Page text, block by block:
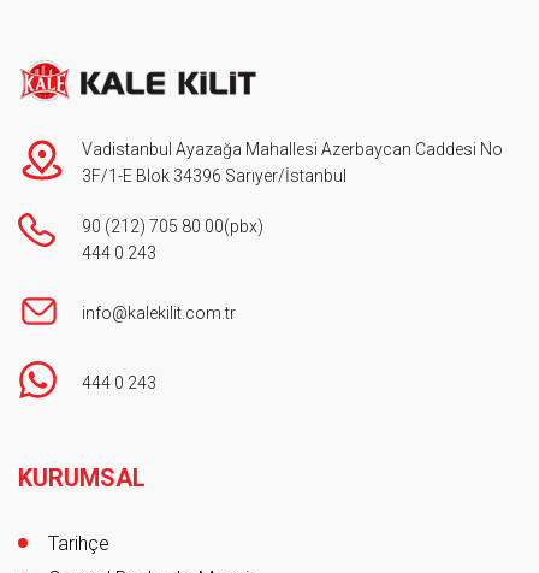
Vadistanbul Ayazağa Mahallesi Azerbaycan Caddesi No
3F/1-E Blok 34396 Sarıyer/İstanbul
90 (212) 705 80 00(pbx)
444 0 243
info@kalekilit.com.tr
444 0 243
KURUMSAL
Tarihçe